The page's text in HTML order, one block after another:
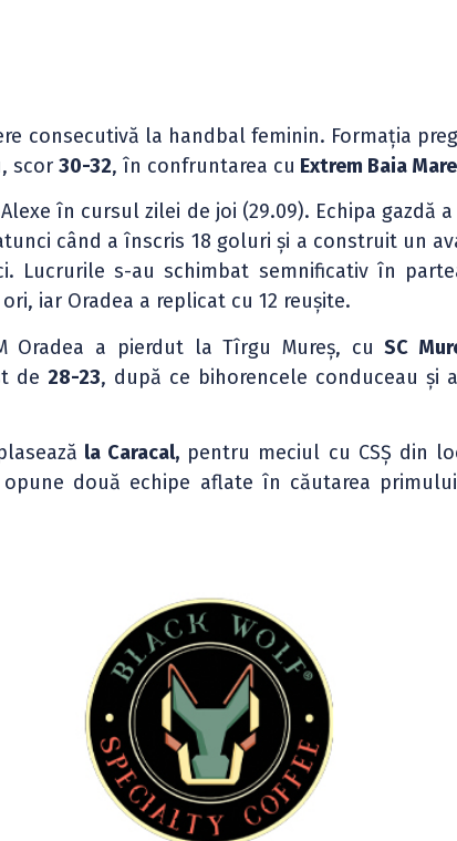
consecutivă la handbal feminin. Formația
scor30-32, în confruntarea cu Extrem Baia
în cursul zilei de joi (29.09). Echipa gazdă
când a înscris 18 goluri și a construit un
Lucrurile s-au schimbat semnificativ în
iar Oradea a replicat cu 12 reușite.
Oradea a pierdut la Tîrgu Mureș, cuSC
de 28-23, după ce bihorencele conduceau și
la Caracal, pentru meciul cu CSȘ din
două echipe aflate în căutarea